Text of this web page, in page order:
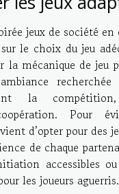
jeux de société en
le choix du jeu
la mécanique de jeu
la compétition,
Pour
d’opter pour des
de chaque
accessibles
les joueurs aguerris.